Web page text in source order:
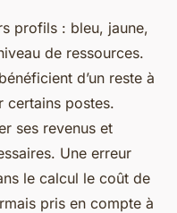
profils : bleu, jaune,
de ressources.
d’un reste à
certains postes.
ses revenus et
Une erreur
le calcul le coût de
pris en compte à